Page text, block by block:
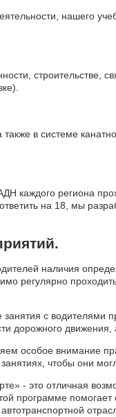
нашего
строительстве,
в системе
каждого региона
на 18, мы
наличия
регулярно
с водителями
дорожного
особое внимание
чтобы они
- это отличная
помогает